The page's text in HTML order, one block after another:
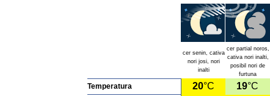
cer senin, cativa
nori josi, nori
inalti
cer partial noros,
cativa nori inalti,
posibil nori de
furtuna
Temperatura 20°C 19°C